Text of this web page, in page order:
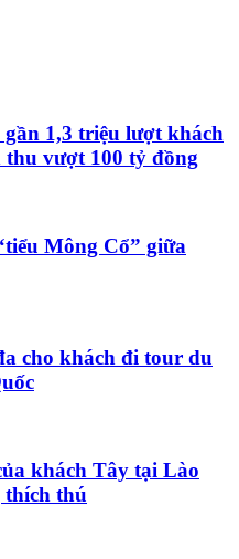
1,3 triệu lượt khách
vượt 100 tỷ đồng
Mông Cổ” giữa
cho khách đi tour du
khách Tây tại Lào
thích thú